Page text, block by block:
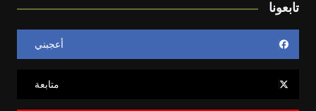
تابعونا
أعجبني
متابعة